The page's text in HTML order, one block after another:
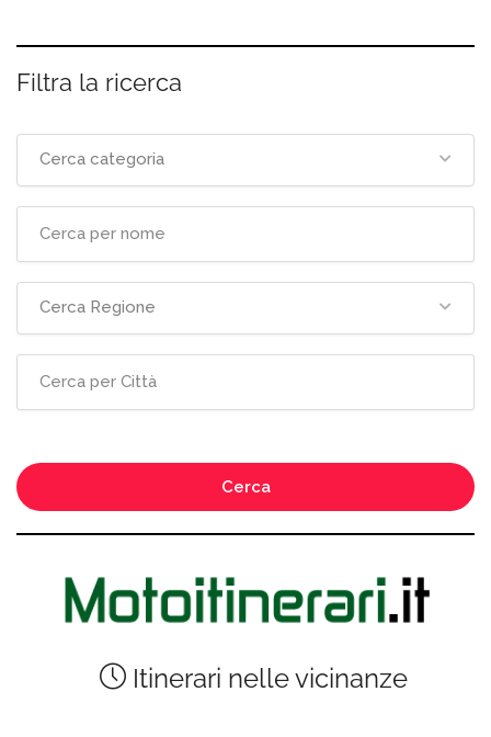
Filtra la ricerca
Cerca categoria
Cerca Regione
Cerca
Itinerari nelle vicinanze